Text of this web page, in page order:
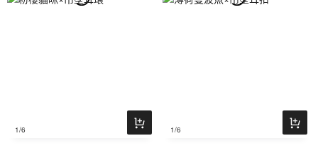
1/6 1/6